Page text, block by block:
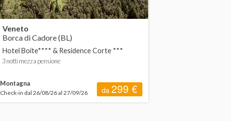
Veneto
Borca di Cadore (BL)
Hotel Boite**** & Residence Corte ***
3 notti mezza pensione
Montagna
Check-in dal 26/08/26 al 27/09/26 da299 €